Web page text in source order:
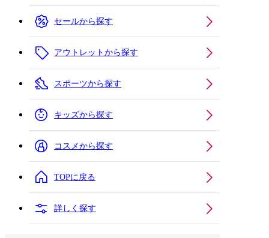
セールから探す
アウトレットから探す
スポーツから探す
キッズから探す
コスメから探す
TOPに戻る
詳しく探す